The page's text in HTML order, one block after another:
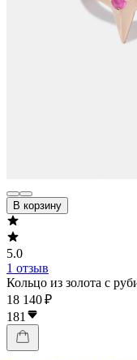
В корзину
5.0
1 отзыв
Кольцо из золота с
18 140 ₽
181